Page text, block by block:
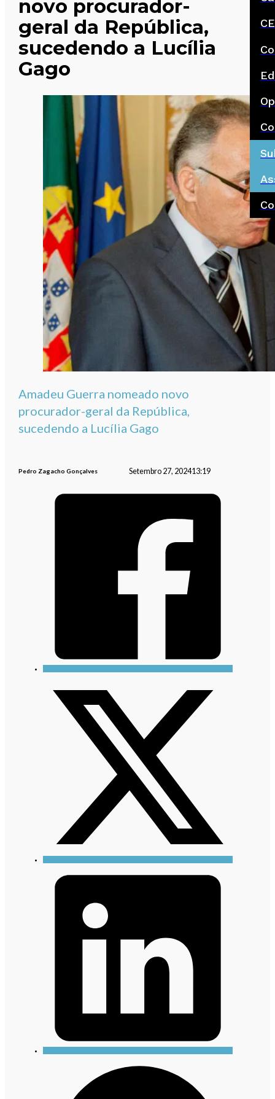
novo procurador-
geral da República,
sucedendo a Lucília
Gago
Amadeu Guerra nomeado novo
procurador-geral da República,
sucedendo a Lucília Gago
Pedro Zagacho Gonçalves Setembro 27, 202413:19